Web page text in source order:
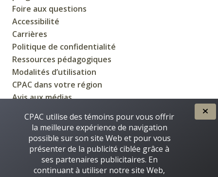
Foire aux questions
Accessibilité
Carrières
Politique de confidentialité
Ressources pédagogiques
Modalités d’utilisation
CPAC dans votre région
Avis aux médias
CRÉÉE POUR VOUS PAR
CPAC utilise des témoins pour vous offrir
la meilleure expérience de navigation
possible sur son site Web et pour vous
présenter de la publicité ciblée grâce à
ses partenaires publicitaires. En
continuant à utiliser notre site Web,